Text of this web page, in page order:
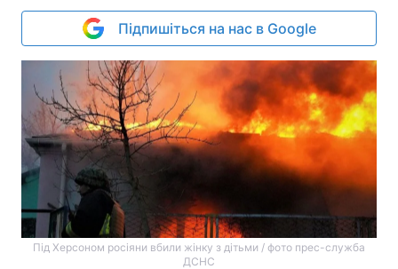
Підпишіться на нас в Google
Під Херсоном росіяни вбили жінку з дітьми / фото прес-служба
ДСНС